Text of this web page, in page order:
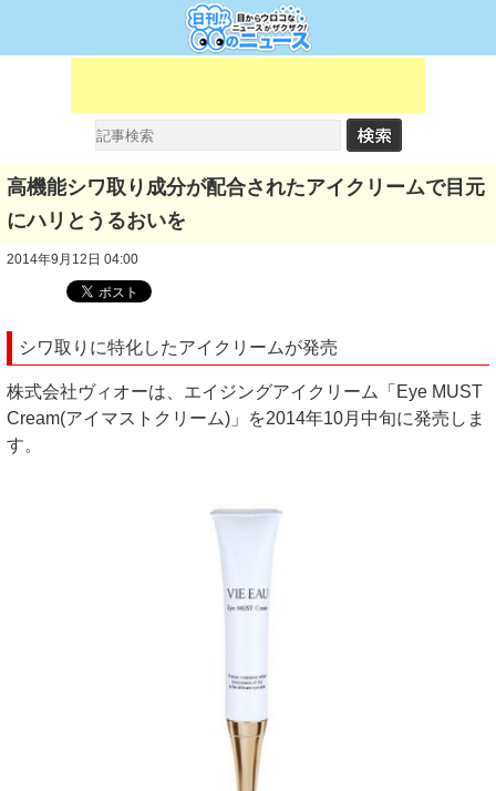
高機能シワ取り成分が配合されたアイクリームで目元
にハリとうるおいを
2014年9月12日 04:00
シワ取りに特化したアイクリームが発売
株式会社ヴィオーは、エイジングアイクリーム「Eye MUST
Cream(アイマストクリーム)」を2014年10月中旬に発売しま
す。